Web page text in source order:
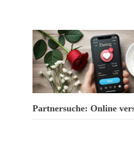
Partnersuche: Online